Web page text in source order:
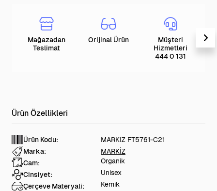
Mağazadan
Teslimat
Orijinal Ürün
Müşteri
Hizmetleri
444 0 131
Ürün Kodu:
MARKIZ FT5761-C21
Marka:
MARKİZ
Cam:
Organik
Cinsiyet:
Unisex
Çerçeve Materyali:
Kemik